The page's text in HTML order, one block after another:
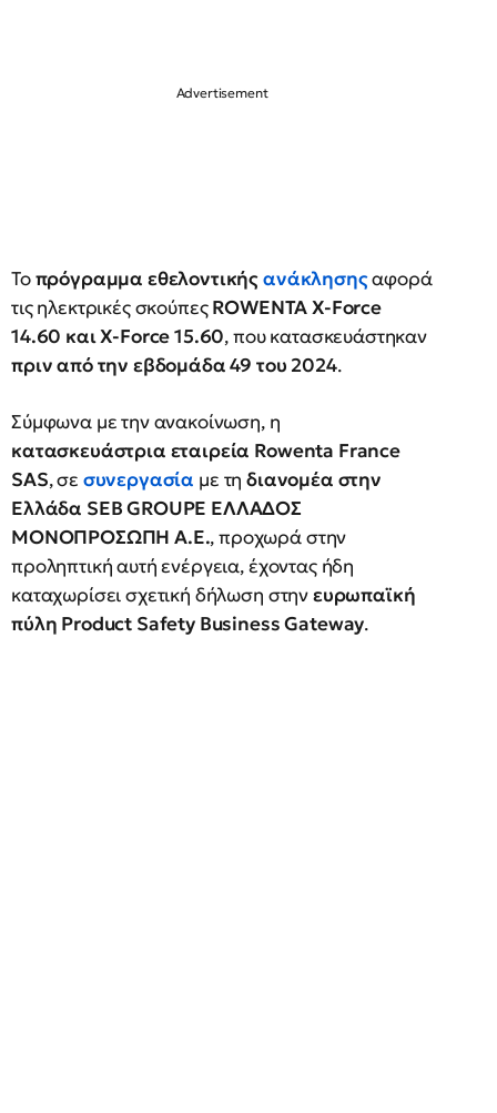
Τοπρόγραμμα εθελοντικήςανάκλησηςαφορά
τις ηλεκτρικές σκούπεςROWENTA X-Force
14.60 και X-Force 15.60, που κατασκευάστηκαν
πριν από την εβδομάδα 49 του 2024.
Σύμφωνα με την ανακοίνωση, η
κατασκευάστρια εταιρεία Rowenta France
SAS, σε συνεργασία με τηδιανομέα στην
Ελλάδα SEB GROUPE ΕΛΛΑΔΟΣ
ΜΟΝΟΠΡΟΣΩΠΗ Α.Ε., προχωρά στην
προληπτική αυτή ενέργεια, έχοντας ήδη
καταχωρίσει σχετική δήλωση στηνευρωπαϊκή
πύλη Product Safety Business Gateway.